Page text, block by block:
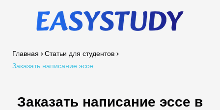
Заказать написание эссе в
Главная
Статьи для студентов
Заказать написание эссе